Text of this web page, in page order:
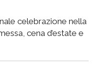
celebrazione nella
cena d’estate e